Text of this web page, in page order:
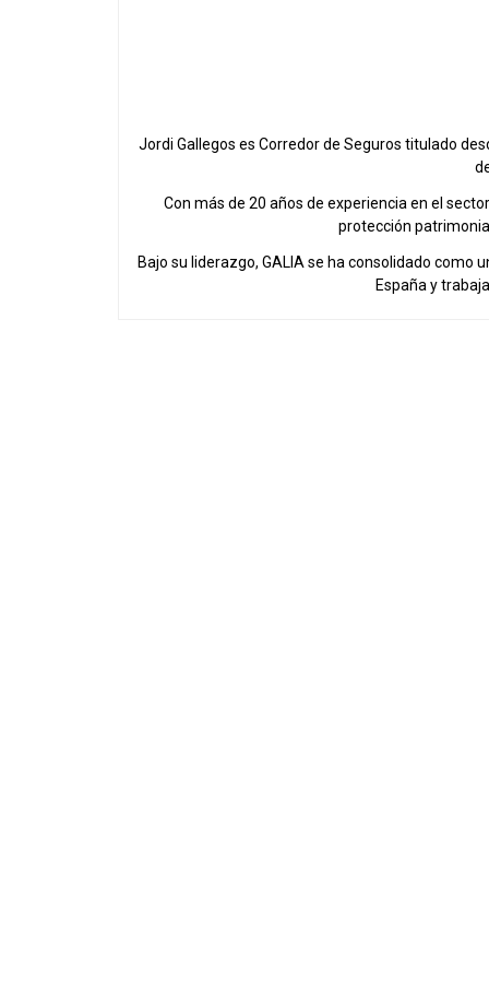
Jordi Gallegos es Corredor de Seguros titulado
Con más de 20 años de experiencia en el
protección
Bajo su liderazgo, GALIA se ha consolidado
España y